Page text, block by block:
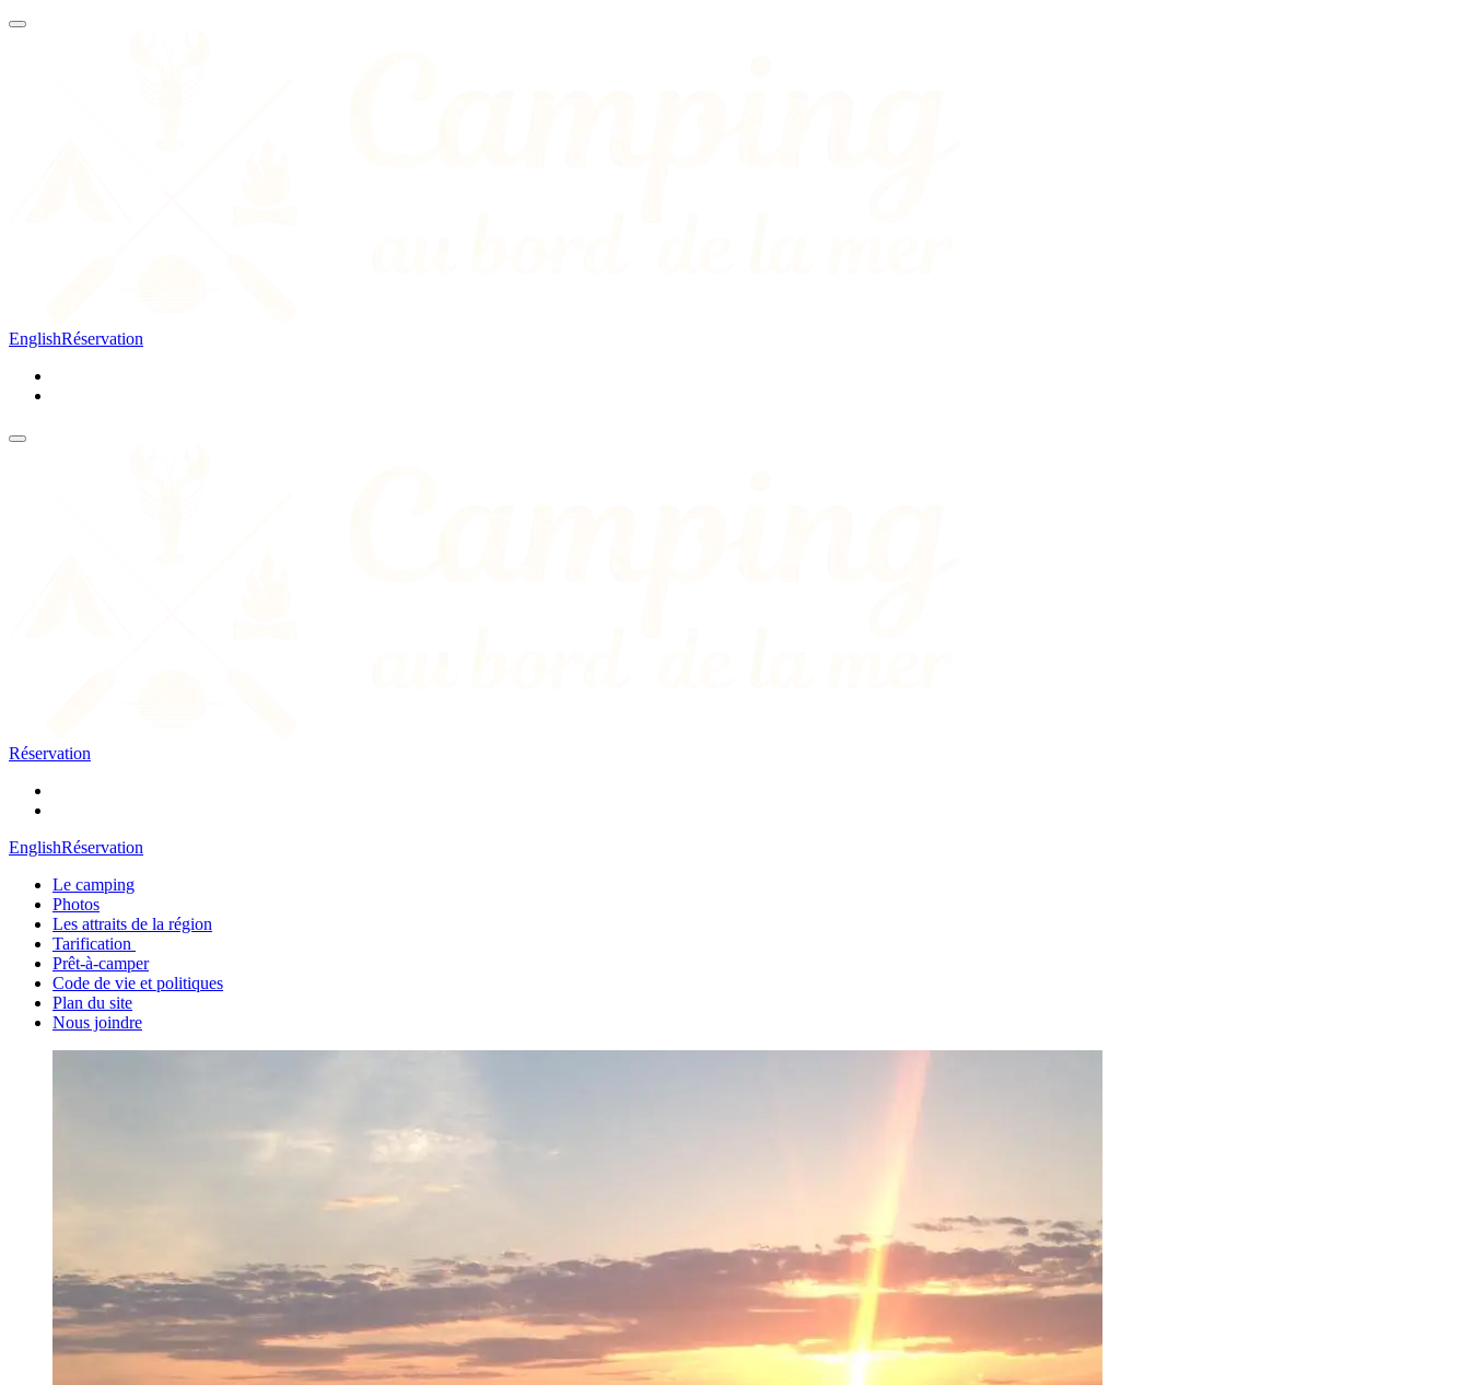
EnglishRéservation
Réservation
EnglishRéservation
Le camping
Photos
Les attraits de la région
Tarification
Prêt-à-camper
Code de vie et politiques
Plan du site
Nous joindre